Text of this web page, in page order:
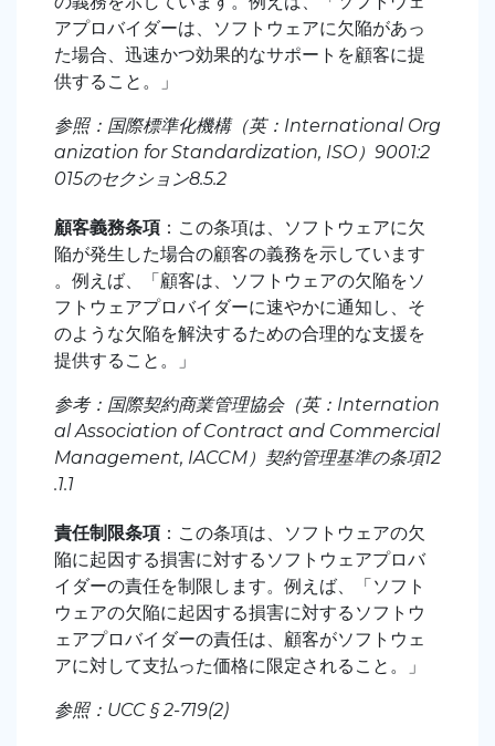
アプロバイダーは、ソフトウェアに欠陥があっ
た場合、迅速かつ効果的なサポートを顧客に提
供すること。」
参照：国際標準化機構（英：International Org
anization for Standardization, ISO）9001:2
015のセクション8.5.2
顧客義務条項 ：この条項は、ソフトウェアに欠
陥が発生した場合の顧客の義務を示しています
。例えば、「顧客は、ソフトウェアの欠陥をソ
フトウェアプロバイダーに速やかに通知し、そ
のような欠陥を解決するための合理的な支援を
提供すること。」
参考：国際契約商業管理協会（英：Internation
al Association of Contract and Commercial
Management, IACCM）契約管理基準の条項12
.1.1
責任制限条項 ：この条項は、ソフトウェアの欠
陥に起因する損害に対するソフトウェアプロバ
イダーの責任を制限します。例えば、「ソフト
ウェアの欠陥に起因する損害に対するソフトウ
ェアプロバイダーの責任は、顧客がソフトウェ
アに対して支払った価格に限定されること。」
参照：UCC § 2-719(2)